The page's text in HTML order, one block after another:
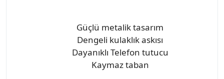
Güçlü metalik tasarım
Dengeli kulaklık askısı
Dayanıklı Telefon tutucu
Kaymaz taban